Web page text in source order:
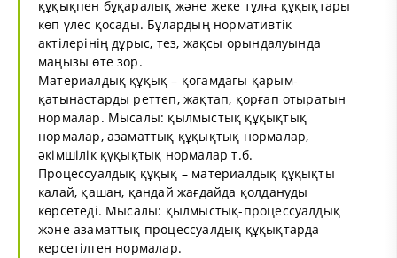
құқықпен бұқаралық және жеке тұлға құқықтары
көп үлес қосады. Бұлардың нормативтік
актілерінің дұрыс, тез, жақсы орындалуында
маңызы өте зор.
Материалдық құқық – қоғамдағы қарым-
қатынастарды реттеп, жақтап, қорғап отыратын
нормалар. Мысалы: қылмыстық құқықтық
нормалар, азаматтық құқықтық нормалар,
әкімшілік құқықтық нормалар т.б.
Процессуалдық құқық – материалдық құқықты
калай, қашан, қандай жағдайда қолдануды
көрсетеді. Мысалы: қылмыстық-процессуалдық
және азаматтық процессуалдық құқықтарда
керсетілген нормалар.